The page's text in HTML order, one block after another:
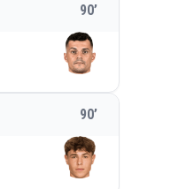
90’
90’